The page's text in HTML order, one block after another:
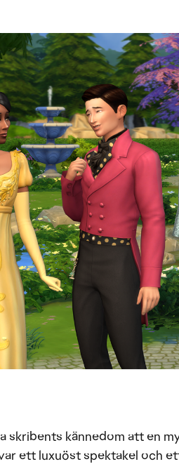
skribents kännedom att en
ett luxuöst spektakel och